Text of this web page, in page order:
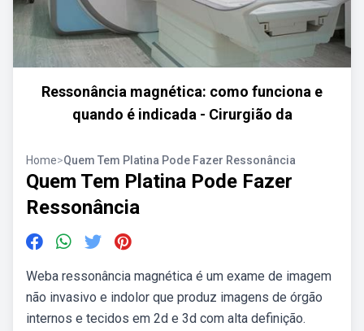
Ressonância magnética: como funciona e
quando é indicada - Cirurgião da
Home>Quem Tem Platina Pode Fazer Ressonância
Quem Tem Platina Pode Fazer
Ressonância
Weba ressonância magnética é um exame de imagem
não invasivo e indolor que produz imagens de órgão
internos e tecidos em 2d e 3d com alta definição.